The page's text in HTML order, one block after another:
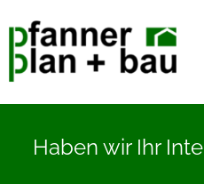
Haben wir Ihr